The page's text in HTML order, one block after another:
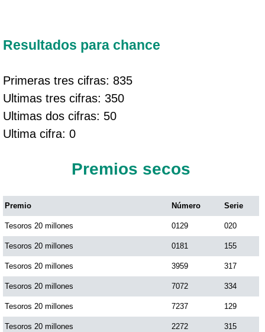
Resultados para chance
Primeras tres cifras: 835
Ultimas tres cifras: 350
Ultimas dos cifras: 50
Ultima cifra: 0
Premios secos
Premio Número Serie
Tesoros 20 millones 0129 020
Tesoros 20 millones 0181 155
Tesoros 20 millones 3959 317
Tesoros 20 millones 7072 334
Tesoros 20 millones 7237 129
Tesoros 20 millones 2272 315